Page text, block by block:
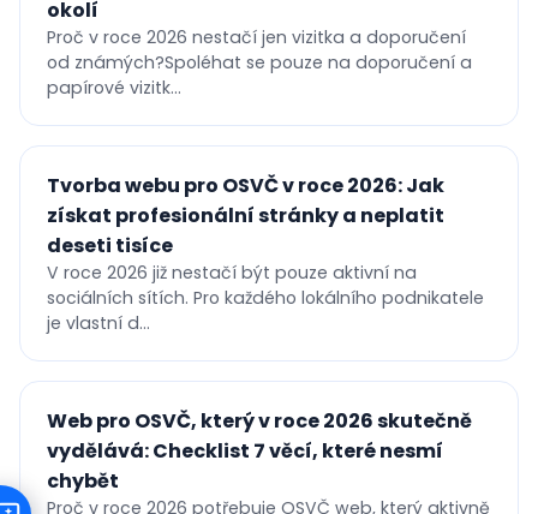
okolí
Proč v roce 2026 nestačí jen vizitka a doporučení
od známých?Spoléhat se pouze na doporučení a
papírové vizitk...
Tvorba webu pro OSVČ v roce 2026: Jak
získat profesionální stránky a neplatit
deseti tisíce
V roce 2026 již nestačí být pouze aktivní na
sociálních sítích. Pro každého lokálního podnikatele
je vlastní d...
Web pro OSVČ, který v roce 2026 skutečně
vydělává: Checklist 7 věcí, které nesmí
chybět
Proč v roce 2026 potřebuje OSVČ web, který aktivně